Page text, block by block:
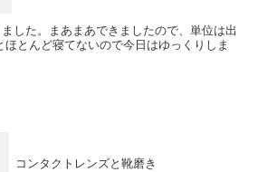
した。まあまあできましたので、単位は出
とんど寝てないので今日はゆっくりしま
コンタクトレンズと靴磨き